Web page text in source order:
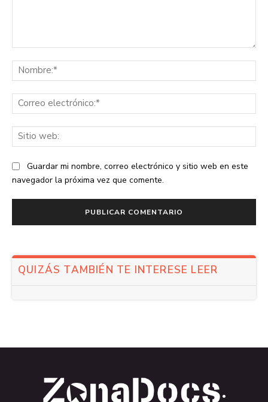
Guardar mi nombre, correo electrónico y sitio web en este
navegador la próxima vez que comente.
QUIZÁS TAMBIÉN TE INTERESE LEER
.